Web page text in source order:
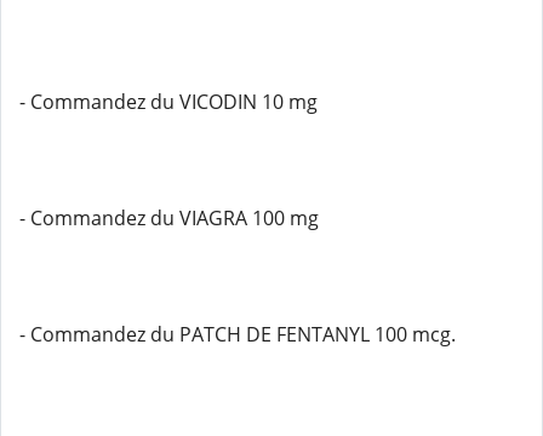
- Commandez du VICODIN 10 mg
- Commandez du VIAGRA 100 mg
- Commandez du PATCH DE FENTANYL 100 mcg.